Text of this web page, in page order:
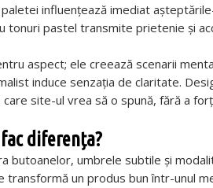
influențează imediat
tonuri pastel transmite prietenie și
aspect; ele creează scenarii
induce senzația de claritate.
site-ul vrea să o spună, fără a
diferența?
umbrele subtile și
un produs bun într-unul